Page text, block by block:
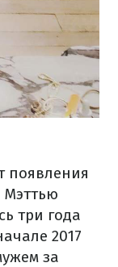
появления
Мэттью
три года
2017
за